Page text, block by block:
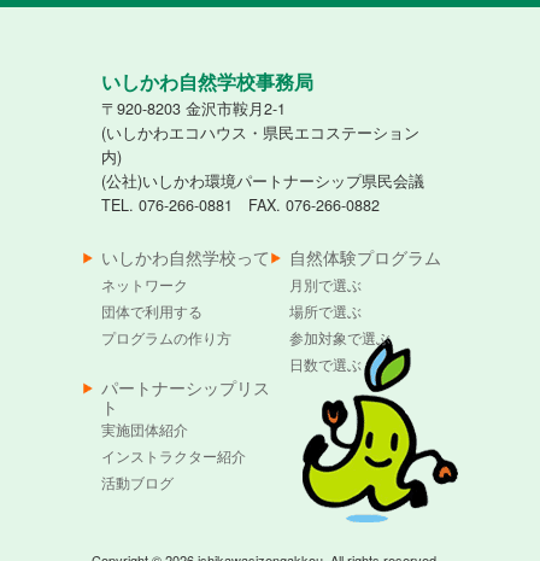
いしかわ自然学校事務局
〒920-8203 金沢市鞍月2-1
(いしかわエコハウス・県民エコステーション
内)
(公社)いしかわ環境パートナーシップ県民会議
TEL. 076-266-0881 FAX. 076-266-0882
いしかわ自然学校って
ネットワーク
団体で利用する
プログラムの作り方
自然体験プログラム
月別で選ぶ
場所で選ぶ
参加対象で選ぶ
日数で選ぶ
パートナーシップリス
ト
実施団体紹介
インストラクター紹介
活動ブログ